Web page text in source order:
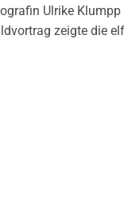
Ulrike
zeigte die